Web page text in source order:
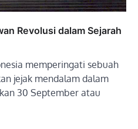
Revolusi dalam Sejarah
memperingati sebuah
jejak mendalam dalam
30 September atau